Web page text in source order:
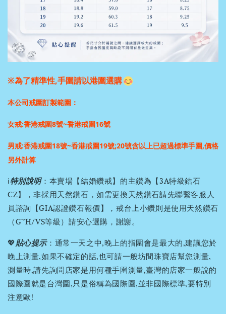
※為了精準性,手圍請以港圍選購
本公司戒圍訂製範圍：
女戒:香港戒圍8號~香港戒圍16號
男戒:香港戒圍18號~香港戒圍19號;20號含以上已超過標準手圍,價格
另外計算
ℹ️特別說明：本賣場【結婚鑽戒】的主鑽為【3A特級鋯石
CZ】，非採用天然鑽石，如需更換天然鑽石請先聯繫客服人
員諮詢【GIA認證鑽石報價】，戒台上小鑽則是使用天然鑽石
（G~H/VS等級）請安心選購，謝謝。
💖貼心提示：通常一天之中,晚上的指圍會是最大的,建議您於
晚上測量,如果不確定的話,也可請一般坊間珠寶店幫您測量,
測量時,請先詢問店家是用何種手圍測量,臺灣的店家一般說的
國際圍就是台灣圍,只是俗稱為國際圍,並非國際標準,要特別
注意歐!